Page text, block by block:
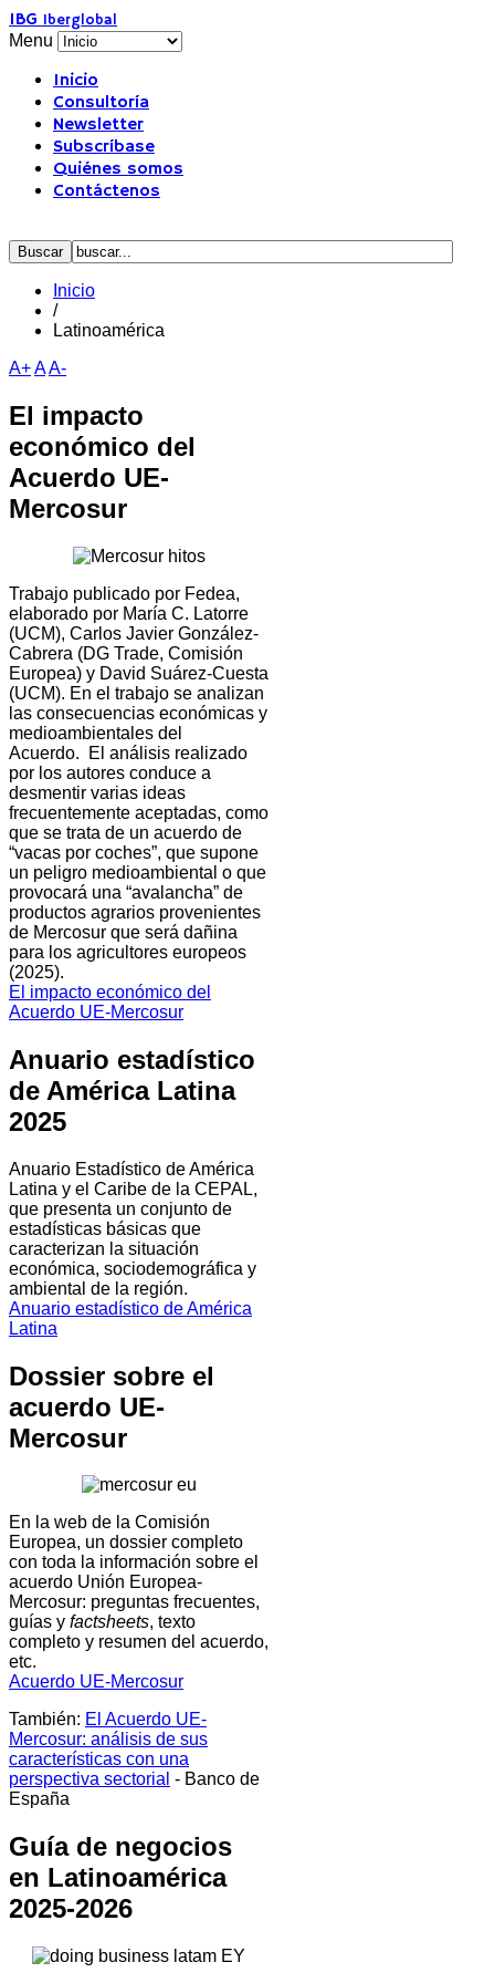
IBG Iberglobal
Menu
Inicio
Consultoría
Newsletter
Subscríbase
Quiénes somos
Contáctenos
Inicio
/
Latinoamérica
A+AA-
El impacto
económico del
Acuerdo UE-
Mercosur
Trabajo publicado por Fedea,
elaborado por María C. Latorre
(UCM), Carlos Javier González-
Cabrera (DG Trade, Comisión
Europea) y David Suárez-Cuesta
(UCM). En el trabajo se analizan
las consecuencias económicas y
medioambientales del
Acuerdo. El análisis realizado
por los autores conduce a
desmentir varias ideas
frecuentemente aceptadas, como
que se trata de un acuerdo de
“vacas por coches”, que supone
un peligro medioambiental o que
provocará una “avalancha” de
productos agrarios provenientes
de Mercosur que será dañina
para los agricultores europeos
(2025).
El impacto económico del
Acuerdo UE-Mercosur
Anuario estadístico
de América Latina
2025
Anuario Estadístico de América
Latina y el Caribe de la CEPAL,
que presenta un conjunto de
estadísticas básicas que
caracterizan la situación
económica, sociodemográfica y
ambiental de la región.
Anuario estadístico de América
Latina
Dossier sobre el
acuerdo UE-
Mercosur
En la web de la Comisión
Europea, un dossier completo
con toda la información sobre el
acuerdo Unión Europea-
Mercosur: preguntas frecuentes,
guías y factsheets, texto
completo y resumen del acuerdo,
etc.
Acuerdo UE-Mercosur
También: El Acuerdo UE-
Mercosur: análisis de sus
características con una
perspectiva sectorial - Banco de
España
Guía de negocios
en Latinoamérica
2025-2026